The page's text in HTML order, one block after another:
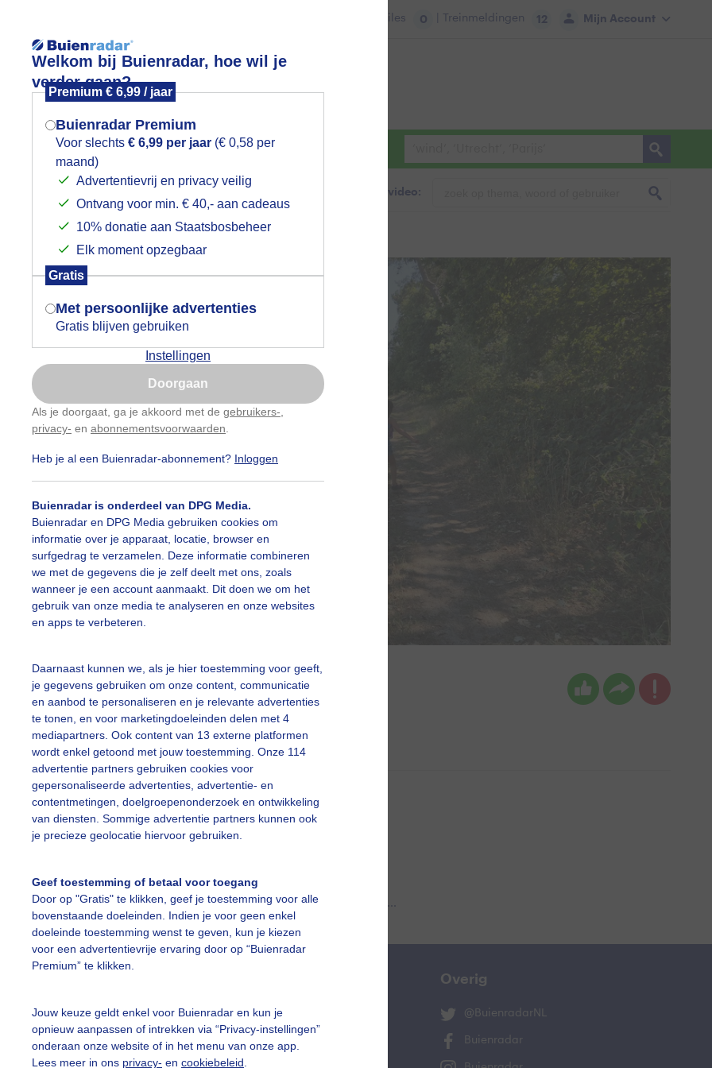
Welkom bij Buienradar, hoe wil je
verder gaan?
Premium € 6,99 / jaar
Buienradar Premium
Voor slechts € 6,99 per jaar (€ 0,58 per
maand)
Advertentievrij en privacy veilig
Ontvang voor min. € 40,- aan cadeaus
10% donatie aan Staatsbosbeheer
Elk moment opzegbaar
Gratis
Met persoonlijke advertenties
Gratis blijven gebruiken
Instellingen
Doorgaan
Als je doorgaat, ga je akkoord met de gebruikers-
privacy- en abonnementsvoorwaarden
Heb je al een Buienradar-abonnement? Inloggen
Buienradar is onderdeel van DPG Media.
Buienradar en DPG Media gebruiken cookies om
informatie over je apparaat, locatie, browser en
surfgedrag te verzamelen. Deze informatie combineren
we met de gegevens die je zelf deelt met ons, zoals
wanneer je een account aanmaakt. Dit doen we om het
gebruik van onze media te analyseren en onze websites
en apps te verbeteren.
Daarnaast kunnen we, als je hier toestemming voor geeft,
je gegevens gebruiken om onze content, communicatie
en aanbod te personaliseren en je relevante advertenties
te tonen, en voor marketingdoeleinden delen met 4
mediapartners. Ook content van 13 externe platformen
wordt enkel getoond met jouw toestemming. Onze 114
advertentie partners gebruiken cookies voor
gepersonaliseerde advertenties, advertentie- en
contentmetingen, doelgroepenonderzoek en ontwikkeling
van diensten. Sommige advertentie partners kunnen ook
je precieze geolocatie hiervoor gebruiken.
Geef toestemming of betaal voor toegang
Door op "Gratis" te klikken, geef je toestemming voor alle
bovenstaande doeleinden. Indien je voor geen enkel
doeleinde toestemming wenst te geven, kun je kiezen
voor een advertentievrije ervaring door op “Buienradar
Premium” te klikken.
Jouw keuze geldt enkel voor Buienradar en kun je
opnieuw aanpassen of intrekken via “Privacy-instellingen”
onderaan onze website of in het menu van onze app.
Lees meer in ons privacy- en cookiebeleid
Mijn Account
Files 0 | Treinmeldingen 12
Foto en video Weerzine
Zoeken in foto & video:
dag vandaag
Francien Tax Gemaakt: 11-08-2025, 44x bekeken
Zomer Zon
slideshow
Een moment geduld aub...
vragen
De Bilt
Overig
@BuienradarNL
Buienradar
Mogen we je locatie gebruiken voor
het weer?
Indien je hier nog geen akkoord op hebt
gegeven, verschijnt er zo een pop-up uit
je browser waarin deze toestemming
gevraagd wordt.
Is goed, toon de popup
Nu niet, misschien later
Gebruik je Safari en wil je niet elke dag deze pop-up
Klikhierom dit aan te passen